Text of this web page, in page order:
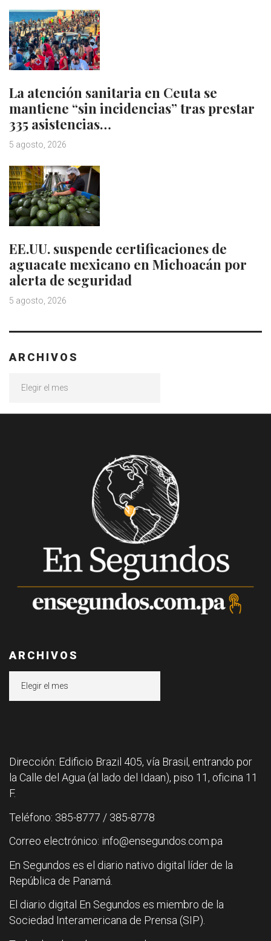
La atención sanitaria en Ceuta se
mantiene “sin incidencias” tras prestar
335 asistencias…
5 agosto, 2026
EE.UU. suspende certificaciones de
aguacate mexicano en Michoacán por
alerta de seguridad
5 agosto, 2026
ARCHIVOS
ARCHIVOS
Dirección: Edificio Brazil 405, vía Brasil, entrando por
la Calle del Agua (al lado del Idaan), piso 11, oficina 11
F.
Teléfono: 385-8777 / 385-8778
Correo electrónico: info@ensegundos.com.pa
En Segundos es el diario nativo digital líder de la
República de Panamá.
El diario digital En Segundos es miembro de la
Sociedad Interamericana de Prensa (SIP).